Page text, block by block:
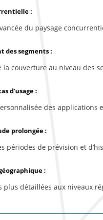
:
du paysage
des segments :
la couverture au niveau des
d’usage :
des applications
prolongée :
périodes de prévision et
:
plus détaillées aux niveaux